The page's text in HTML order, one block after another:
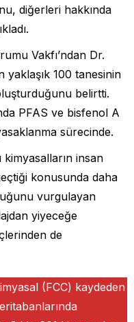
diğerleri hakkında
Vakfı’ndan Dr.
yaklaşık 100 tanesinin
belirtti.
PFAS ve bisfenol A
sürecinde.
kimyasalların insan
konusunda daha
vurgulayan
yiyeceğe
de
(FCC) kaydeden